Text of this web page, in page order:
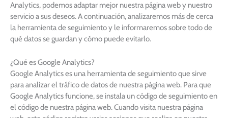
Analytics, podemos adaptar mejor nuestra página web y nuestro
servicio a sus deseos. A continuación, analizaremos más de cerca
la herramienta de seguimiento y le informaremos sobre todo de
qué datos se guardan y cómo puede evitarlo.
¿Qué es Google Analytics?
Google Analytics es una herramienta de seguimiento que sirve
para analizar el tráfico de datos de nuestra página web. Para que
Google Analytics funcione, se instala un código de seguimiento en
el código de nuestra página web. Cuando visita nuestra página